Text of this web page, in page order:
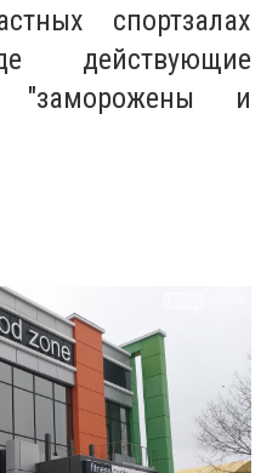
спортзалах
действующие
"заморожены и